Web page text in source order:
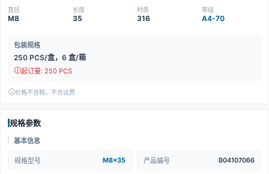
直径
M8
长度
35
材质
316
等级
A4-70
包装规格
250 PCS/盒，6 盒/箱
起订量: 250 PCS
价格不含税，不含运费
规格参数
基本信息
规格型号 M8x35 产品编号 B04107066